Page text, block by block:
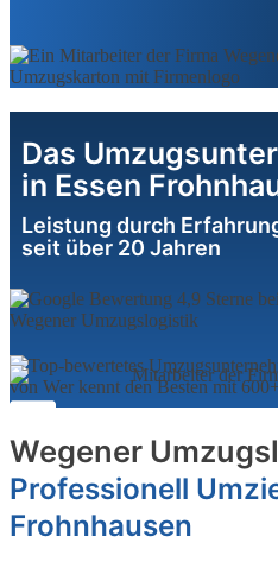
Das
in Essen
Leistung durch
seit über 20 Jahren
Wegener
Professionell
Frohnhausen